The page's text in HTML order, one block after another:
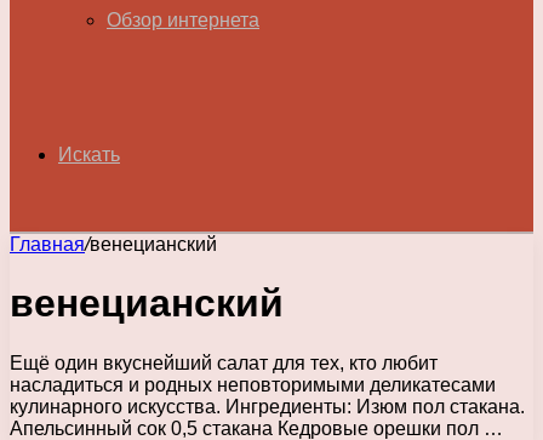
Обзор интернета
Искать
Главная/венецианский
венецианский
Ещё один вкуснейший салат для тех, кто любит
насладиться и родных неповторимыми деликатесами
кулинарного искусства. Ингредиенты: Изюм пол стакана.
Апельсинный сок 0,5 стакана Кедровые орешки пол …